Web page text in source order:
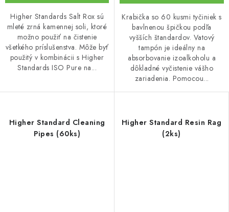
Higher Standards Salt Rox sú
mleté zrná kamennej soli, ktoré
možno použiť na čistenie
všetkého príslušenstva. Môže byť
použitý v kombinácii s Higher
Standards ISO Pure na...
Krabička so 60 kusmi tyčiniek s
bavlnenou špičkou podľa
vyšších štandardov. Vatový
tampón je ideálny na
absorbovanie izoalkoholu a
dôkladné vyčistenie vášho
zariadenia. Pomocou...
Higher Standard Cleaning
Pipes (60ks)
Higher Standard Resin Rag
(2ks)